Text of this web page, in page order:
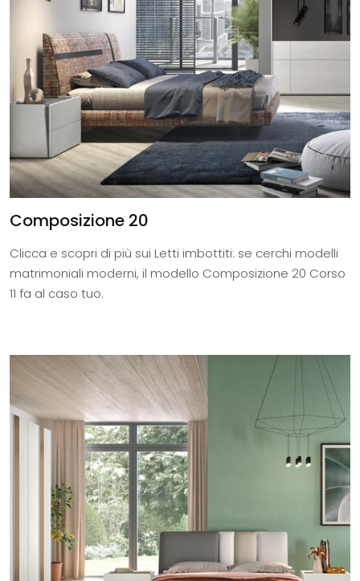
Composizione 20
Clicca e scopri di più sui Letti imbottiti: se cerchi modelli
matrimoniali moderni, il modello Composizione 20 Corso
11 fa al caso tuo.